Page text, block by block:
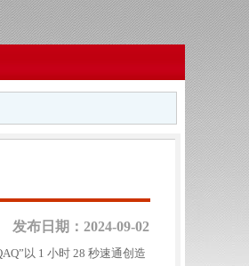
发布日期：2024-09-02
以 1 小时 28 秒速通创造